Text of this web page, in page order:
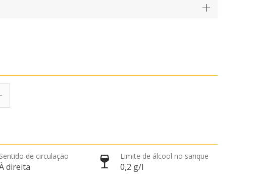
Sentido de circulação
direita
Limite de álcool no sanque
0,2 g/l